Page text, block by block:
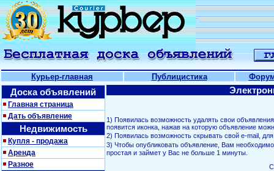
Курьер-главная Публицистика
Доска объявлений
Главная страница
Дать объявление
Недвижимость
Купля - продажа
Аренда
Разное
1) Появилась возможность удалять свои
появится иконка, нажав на которую объявление
2) Появилась возможность скрывать свой е-mail,
3) Чтобы опубликовать объявление, Вам
простая и займет у Вас не больше 1 минуты.